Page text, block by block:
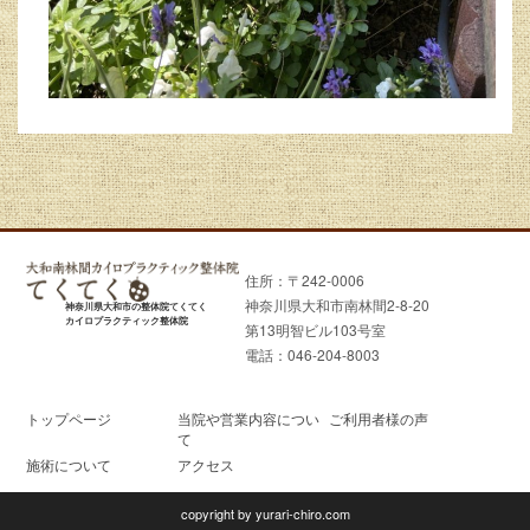
神奈川県大和市の整体院てくてく
カイロプラクティック整体院
住所：〒242-0006
神奈川県大和市南林間2-8-20
第13明智ビル103号室
電話：046-204-8003
トップページ
当院や営業内容につい
て
ご利用者様の声
施術について アクセス
copyright by yurari-chiro.com